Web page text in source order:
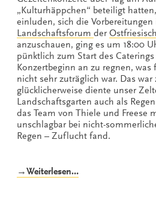
„Kulturhäppchen“ beteiligt
einluden, sich die
Landschaftsforum der
anzuschauen, ging es um 18:00
pünktlich zum Start des
Konzertbeginn an zu regnen,
nicht sehr zuträglich war. Das war
glücklicherweise diente unser
Landschaftsgarten auch als
das Team von Thiele und Freese
unschlagbar bei nicht-
Regen – Zuflucht fand.
→Weiterlesen…„Die